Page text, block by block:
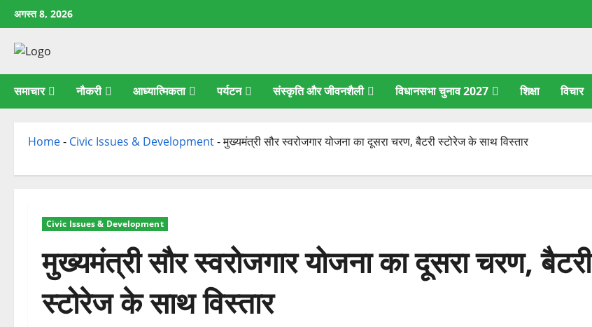
छोड़कर
सामग्री
अगस्त 8, 2026
समाचार नौकरी आध्यात्मिकता पर्यटन संस्कृति और जीवनशैली विधानसभा चुनाव 2027 शिक्षा विचार
Home- Civic Issues & Development-मुख्यमंत्री सौर स्वरोजगार योजना का दूसरा चरण, बैटरी स्टोरेज के साथ विस्तार
Civic Issues & Development
मुख्यमंत्री सौर स्वरोजगार योजना का दूसरा चरण, बैटरी
स्टोरेज के साथ विस्तार